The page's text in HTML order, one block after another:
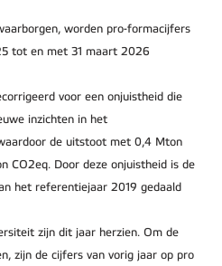
worden pro-formacijfers
tot en met 31 maart 2026
voor een onjuistheid die
inzichten in het
de uitstoot met 0,4 Mton
CO2eq. Door deze onjuistheid is de
het referentiejaar 2019 gedaald
zijn dit jaar herzien. Om de
zijn de cijfers van vorig jaar op pro